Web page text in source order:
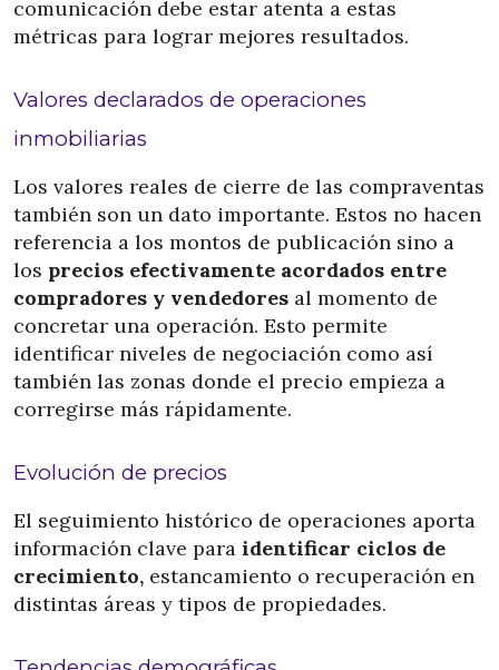
comunicación debe estar atenta a estas
métricas para lograr mejores resultados.
Valores declarados de operaciones
inmobiliarias
Los valores reales de cierre de las compraventas
también son un dato importante. Estos no hacen
referencia a los montos de publicación sino a
los precios efectivamente acordados entre
compradores y vendedores al momento de
concretar una operación. Esto permite
identificar niveles de negociación como así
también las zonas donde el precio empieza a
corregirse más rápidamente.
Evolución de precios
El seguimiento histórico de operaciones aporta
información clave para identificar ciclos de
crecimiento, estancamiento o recuperación en
distintas áreas y tipos de propiedades.